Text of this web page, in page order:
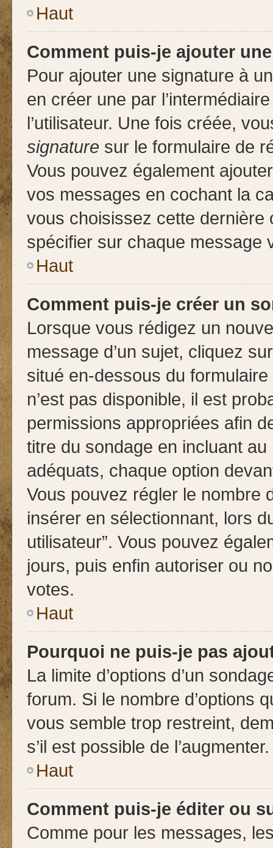
Haut
Comment puis-je ajouter
Pour ajouter une signature à
en créer une par
l’utilisateur. Une fois créée,
signature sur le formulaire de
Vous pouvez également
vos messages en cochant la
vous choisissez cette dernière
spécifier sur chaque message
Haut
Comment puis-je créer un
Lorsque vous rédigez un
message d’un sujet, cliquez
situé en-dessous du
n’est pas disponible, il est
permissions appropriées afin
titre du sondage en incluant
adéquats, chaque option
Vous pouvez régler le nombre
insérer en sélectionnant, lors
utilisateur”. Vous pouvez
jours, puis enfin autoriser ou
votes.
Haut
Pourquoi ne puis-je pas
La limite d’options d’un
forum. Si le nombre d’options
vous semble trop restreint,
s’il est possible de l’augmenter.
Haut
Comment puis-je éditer ou
Comme pour les messages,